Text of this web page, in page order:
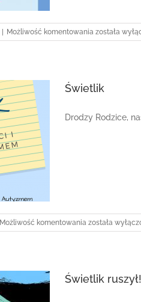
Możliwość komentowania ZAJĘCIA
MUZYCZNO
została
Świetlik
Drodzy Rodzice,
Możliwość komentowania Świetlik
została
Świetlik ruszył!